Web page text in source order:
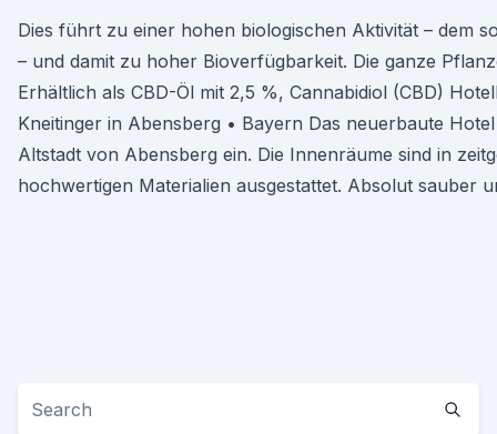
Dies führt zu einer hohen biologischen Aktivität – dem
– und damit zu hoher Bioverfügbarkeit. Die ganze
Erhältlich als CBD-Öl mit 2,5 %, Cannabidiol (CBD)
Kneitinger in Abensberg • Bayern Das neuerbaute
Altstadt von Abensberg ein. Die Innenräume sind in
hochwertigen Materialien ausgestattet. Absolut sauber